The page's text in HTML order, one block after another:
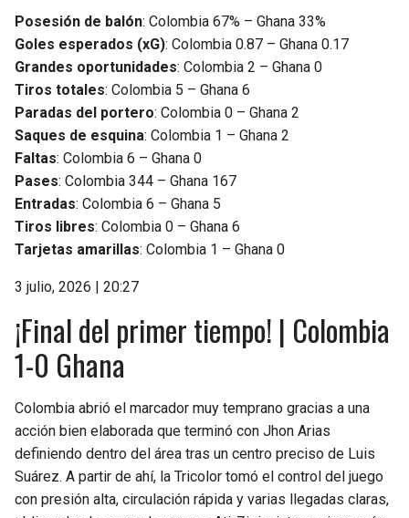
Posesión de balón: Colombia 67% – Ghana 33%
Goles esperados (xG): Colombia 0.87 – Ghana 0.17
Grandes oportunidades: Colombia 2 – Ghana 0
Tiros totales: Colombia 5 – Ghana 6
Paradas del portero: Colombia 0 – Ghana 2
Saques de esquina: Colombia 1 – Ghana 2
Faltas: Colombia 6 – Ghana 0
Pases: Colombia 344 – Ghana 167
Entradas: Colombia 6 – Ghana 5
Tiros libres: Colombia 0 – Ghana 6
Tarjetas amarillas: Colombia 1 – Ghana 0
3 julio, 2026 | 20:27
¡Final del primer tiempo! | Colombia
1-0 Ghana
Colombia abrió el marcador muy temprano gracias a una
acción bien elaborada que terminó con Jhon Arias
definiendo dentro del área tras un centro preciso de Luis
Suárez. A partir de ahí, la Tricolor tomó el control del juego
con presión alta, circulación rápida y varias llegadas claras,